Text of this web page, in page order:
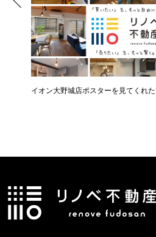
イオン大野城店ポスターを見てくれ